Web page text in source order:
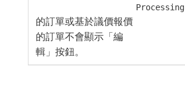
Processing
的訂單或基於議價報價
的訂單不會顯示「編
輯」按鈕。